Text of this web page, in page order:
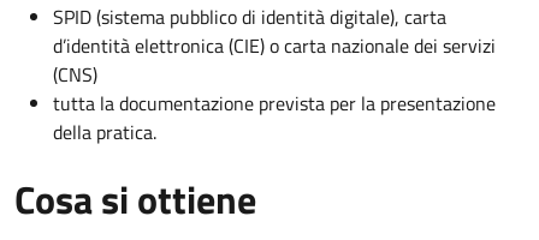
SPID (sistema pubblico di identità digitale), carta
d’identità elettronica (CIE) o carta nazionale dei servizi
(CNS)
tutta la documentazione prevista per la presentazione
della pratica.
Cosa si ottiene